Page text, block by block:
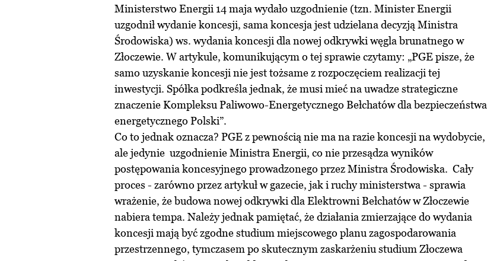
Ministerstwo Energii 14 maja wydało uzgodnienie (tzn. Minister Energii
uzgodnił wydanie koncesji, sama koncesja jest udzielana decyzją Ministra
Środowiska) ws. wydania koncesji dla nowej odkrywki węgla brunatnego w
Złoczewie. W artykule, komunikującym o tej sprawie czytamy: „PGE pisze, że
samo uzyskanie koncesji nie jest tożsame z rozpoczęciem realizacji tej
inwestycji. Spółka podkreśla jednak, że musi mieć na uwadze strategiczne
znaczenie Kompleksu Paliwowo-Energetycznego Bełchatów dla bezpieczeństwa
energetycznego Polski”.
Co to jednak oznacza? PGE z pewnością nie ma na razie koncesji na wydobycie,
ale jedynie uzgodnienie Ministra Energii, co nie przesądza wyników
postępowania koncesyjnego prowadzonego przez Ministra Środowiska. Cały
proces - zarówno przez artykuł w gazecie, jak i ruchy ministerstwa - sprawia
wrażenie, że budowa nowej odkrywki dla Elektrowni Bełchatów w Złoczewie
nabiera tempa. Należy jednak pamiętać, że działania zmierzające do wydania
koncesji mają być zgodne studium miejscowego planu zagospodarowania
przestrzennego, tymczasem po skutecznym zaskarżeniu studium Złoczewa